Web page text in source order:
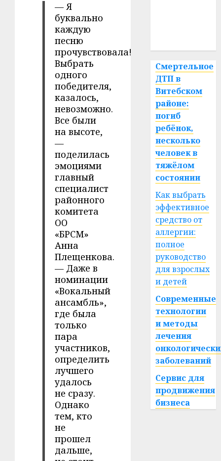
— Я
буквально
каждую
песню
прочувствовала!
Выбрать
одного
победителя,
казалось,
невозможно.
Все были
на высоте,
—
поделилась
эмоциями
главный
специалист
районного
комитета
ОО
«БРСМ»
Анна
Плещенкова.
— Даже в
номинации
«Вокальный
ансамбль»,
где была
только
пара
участников,
определить
лучшего
удалось
не сразу.
Однако
тем, кто
не
прошел
дальше,
Смертельное
ДТП в
Витебском
районе:
погиб
ребёнок,
несколько
человек в
тяжёлом
состоянии
Как выбрать
эффективное
средство от
аллергии:
полное
руководство
для взрослых
и детей
Современные
технологии
и методы
лечения
заболеваний
Сервис для
продвижения
бизнеса